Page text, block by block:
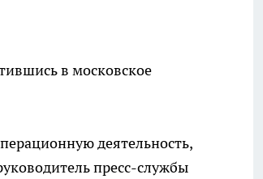
в московское
деятельность,
пресс-службы